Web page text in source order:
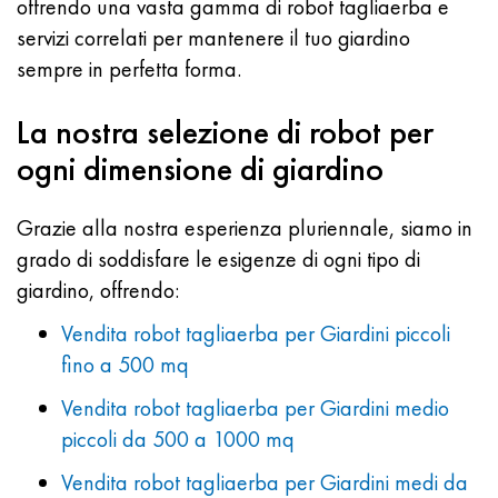
offrendo una vasta gamma di robot tagliaerba e
servizi correlati per mantenere il tuo giardino
sempre in perfetta forma.
La nostra selezione di robot per
ogni dimensione di giardino
Grazie alla nostra esperienza pluriennale, siamo in
grado di soddisfare le esigenze di ogni tipo di
giardino, offrendo:
Vendita robot tagliaerba per Giardini piccoli
fino a 500 mq
Vendita robot tagliaerba per Giardini medio
piccoli da 500 a 1000 mq
Vendita robot tagliaerba per Giardini medi da